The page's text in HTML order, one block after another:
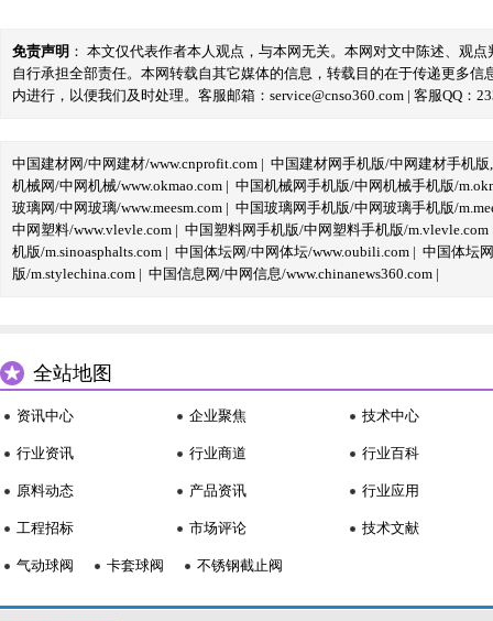
免责声明 ： 本文仅代表作者本人观点，与本网无关。本网对文中陈述、观
自行承担全部责任。本网转载自其它媒体的信息，转载目的在于传递更多
内进行，以便我们及时处理。客服邮箱：service@cnso360.com | 客服QQ：
中国建材网/中网建材/www.cnprofit.com | 中国建材网手机版/中网建材手机版
机械网/中网机械/www.okmao.com | 中国机械网手机版/中网机械手机版/
玻璃网/中网玻璃/www.meesm.com | 中国玻璃网手机版/中网玻璃手机版/
中网塑料/www.vlevle.com | 中国塑料网手机版/中网塑料手机版/m.vlevle.com
机版/m.sinoasphalts.com | 中国体坛网/中网体坛/www.oubili.com | 中国体坛
版/m.stylechina.com | 中国信息网/中网信息/www.chinanews360.com |
全站地图
资讯中心
行业资讯
原料动态
工程招标
企业聚焦
行业商道
产品资讯
市场评论
技术中心
行业百科
行业应用
技术文献
气动球阀 卡套球阀 不锈钢截止阀